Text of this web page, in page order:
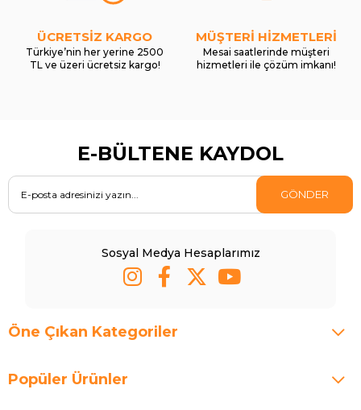
ÜCRETSİZ KARGO
Türkiye’nin her yerine 2500
TL ve üzeri ücretsiz kargo!
MÜŞTERİ HİZMETLERİ
Mesai saatlerinde müşteri
hizmetleri ile çözüm imkanı!
E-BÜLTENE KAYDOL
GÖNDER
Sosyal Medya Hesaplarımız
Öne Çıkan Kategoriler
Popüler Ürünler